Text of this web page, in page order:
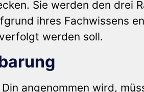
Sie werden den drei
ihres Fachwissens
werden soll.
angenommen wird,